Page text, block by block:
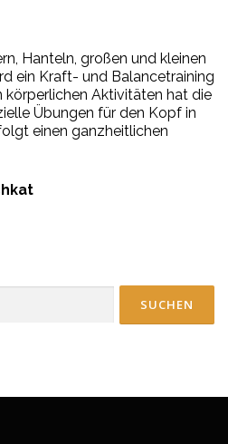
Hanteln, großen und kleinen
ein Kraft- und Balancetraining
körperlichen Aktivitäten hat die
Übungen für den Kopf in
einen ganzheitlichen